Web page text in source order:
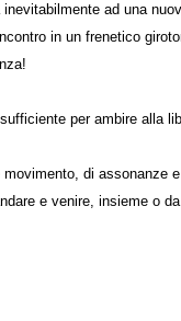
inevitabilmente ad una
in un frenetico
per ambire alla
movimento, di assonanze
e venire, insieme o